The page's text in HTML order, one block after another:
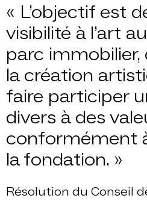
« L’objectif est
visibilité à l’art
parc immobilier,
la création
faire participer
divers à des
conformément
la fondation. »
Résolution du Conseil